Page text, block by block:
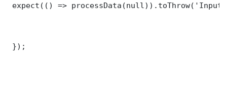
expect(() =>
});